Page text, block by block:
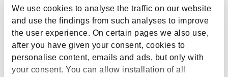
We use cookies to analyse the traffic on our website
and use the findings from such analyses to improve
the user experience. On certain pages we also use,
after you have given your consent, cookies to
personalise content, emails and ads, but only with
your consent. You can allow installation of all
Gefinancierd door:Universiteit Maastricht
Looptijd: 2023 - 2029
Laatste publicatie:Künn, A., Hendrickx, S., Huijgen, T.,
& Dijksman, S.,Maastricht University Graduate Surveys
2024. ROA-F-2024/9E